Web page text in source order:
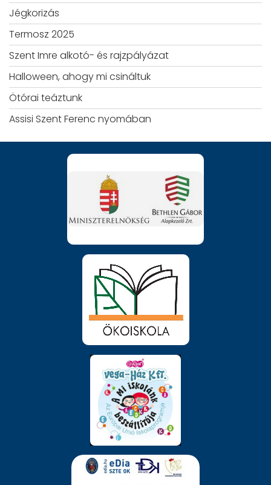
Jégkorizás
Termosz 2025
Szent Imre alkotó- és rajzpályázat
Halloween, ahogy mi csináltuk
Ötórai teáztunk
Assisi Szent Ferenc nyomában